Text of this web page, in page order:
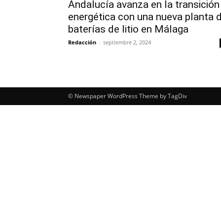
Andalucía avanza en la transición
energética con una nueva planta
baterías de litio en Málaga
Redacción - septiembre 2, 2024
© Newspaper WordPress Theme by TagDiv